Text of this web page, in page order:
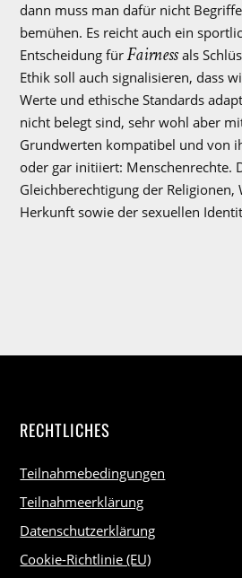
dann muss man dafür nicht
bemühen. Es reicht auch ein
Entscheidung fürFairnessals
Ethik soll auch signalisieren, dass
Werte und ethische Standards
nicht belegt sind, sehr wohl aber
Grundwerten kompatibel und von
oder gar initiiert: Menschenrechte.
Gleichberechtigung der Religionen,
Herkunft sowie der sexuellen
RECHTLICHES
Teilnahmebedingungen
Teilnahmeerklärung
Datenschutzerklärung
Cookie-Richtlinie (EU)